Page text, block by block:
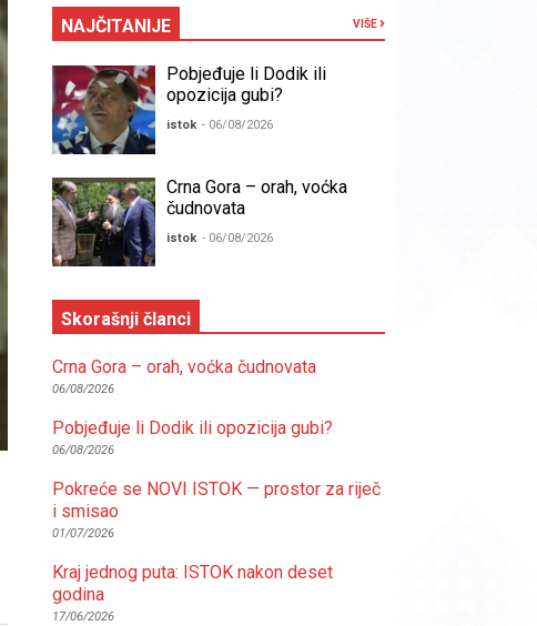
NAJČITANIJE VIŠE
Pobjeđuje li Dodik ili
opozicija gubi?
istok - 06/08/2026
Crna Gora – orah, voćka
čudnovata
istok - 06/08/2026
Skorašnji članci
Crna Gora – orah, voćka čudnovata
06/08/2026
Pobjeđuje li Dodik ili opozicija gubi?
06/08/2026
Pokreće se NOVI ISTOK — prostor za riječ
i smisao
01/07/2026
Kraj jednog puta: ISTOK nakon deset
godina
17/06/2026